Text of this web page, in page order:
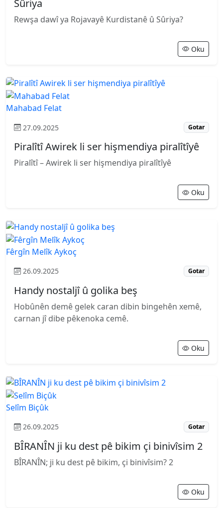
Sûriya
Rewşa dawî ya Rojavayê Kurdistanê û Sûriya?
Oku
Mahabad Felat
27.09.2025 Gotar
Piralîtî Awirek li ser hişmendiya piralîtîyê
Piralîtî – Awirek li ser hişmendiya piralîtîyê
Oku
Fêrgîn Melîk Aykoç
26.09.2025 Gotar
Handy nostaljî û golika beş
Hobûnên demê gelek caran dibin bingehên xemê,
carnan jî dibe pêkenoka cemê.
Oku
Selîm Biçûk
26.09.2025 Gotar
BÎRANÎN ji ku dest pê bikim çi binivîsim 2
BÎRANÎN; ji ku dest pê bikim, çi binivîsim? 2
Oku